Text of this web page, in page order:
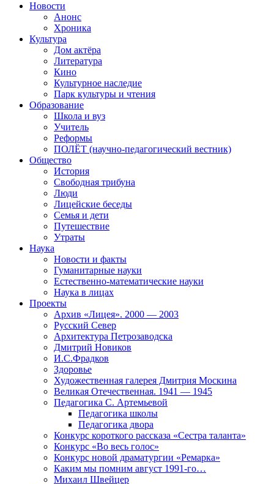
Новости
Анонс
Хроника
Культура
Дом актёра
Литература
Кино
Культурное наследие
Парк культуры и чтения
Образование
Школа и вуз
Учитель
Реформы
ПОЛЁТ (научно-педагогический вестник)
Общество
История
Свободная трибуна
Люди
Лицейские беседы
Семья и дети
Путешествие
Утраты
Наука
Новости и факты
Гуманитарные науки
Естественно-математические науки
Наука в лицах
Проекты
Архив «Лицея». 2000 — 2003
Русский Север
Архитектура Петрозаводска
Дмитрий Новиков
И.С.Фрадков
Здоровье
Художественная галерея Дмитрия Москина
Великая Отечественная. 1941 — 1945
Педагогика С. Артемьевой
Педагогика школы
Педагогика двора
Конкурс короткого рассказа «Сестра таланта»
Конкурс «Во весь голос»
Конкурс новой драматургии «Ремарка»
Каким мы помним август 1991-го…
Михаил Швейцер